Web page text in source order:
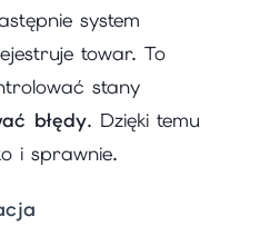
system
towar. To
stany
błędy. Dzięki temu
i sprawnie.